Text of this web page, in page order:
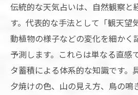
伝統的な天気占いは、自然観察と
す。代表的な手法として「観天望
動植物の様子などの変化を細かく
予測します。これらは単なる直感
タ蓄積による体系的な知識です。
夕焼けの色、山の見え方、鳥の鳴